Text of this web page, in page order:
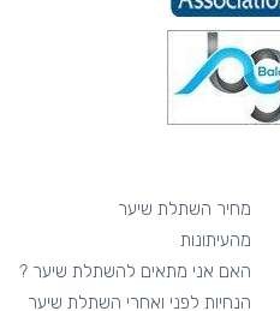
מחיר השתלת שיער
מהעיתונות
האם אני מתאים להשתלת שיער ?
הנחיות לפני ואחרי השתלת שיער